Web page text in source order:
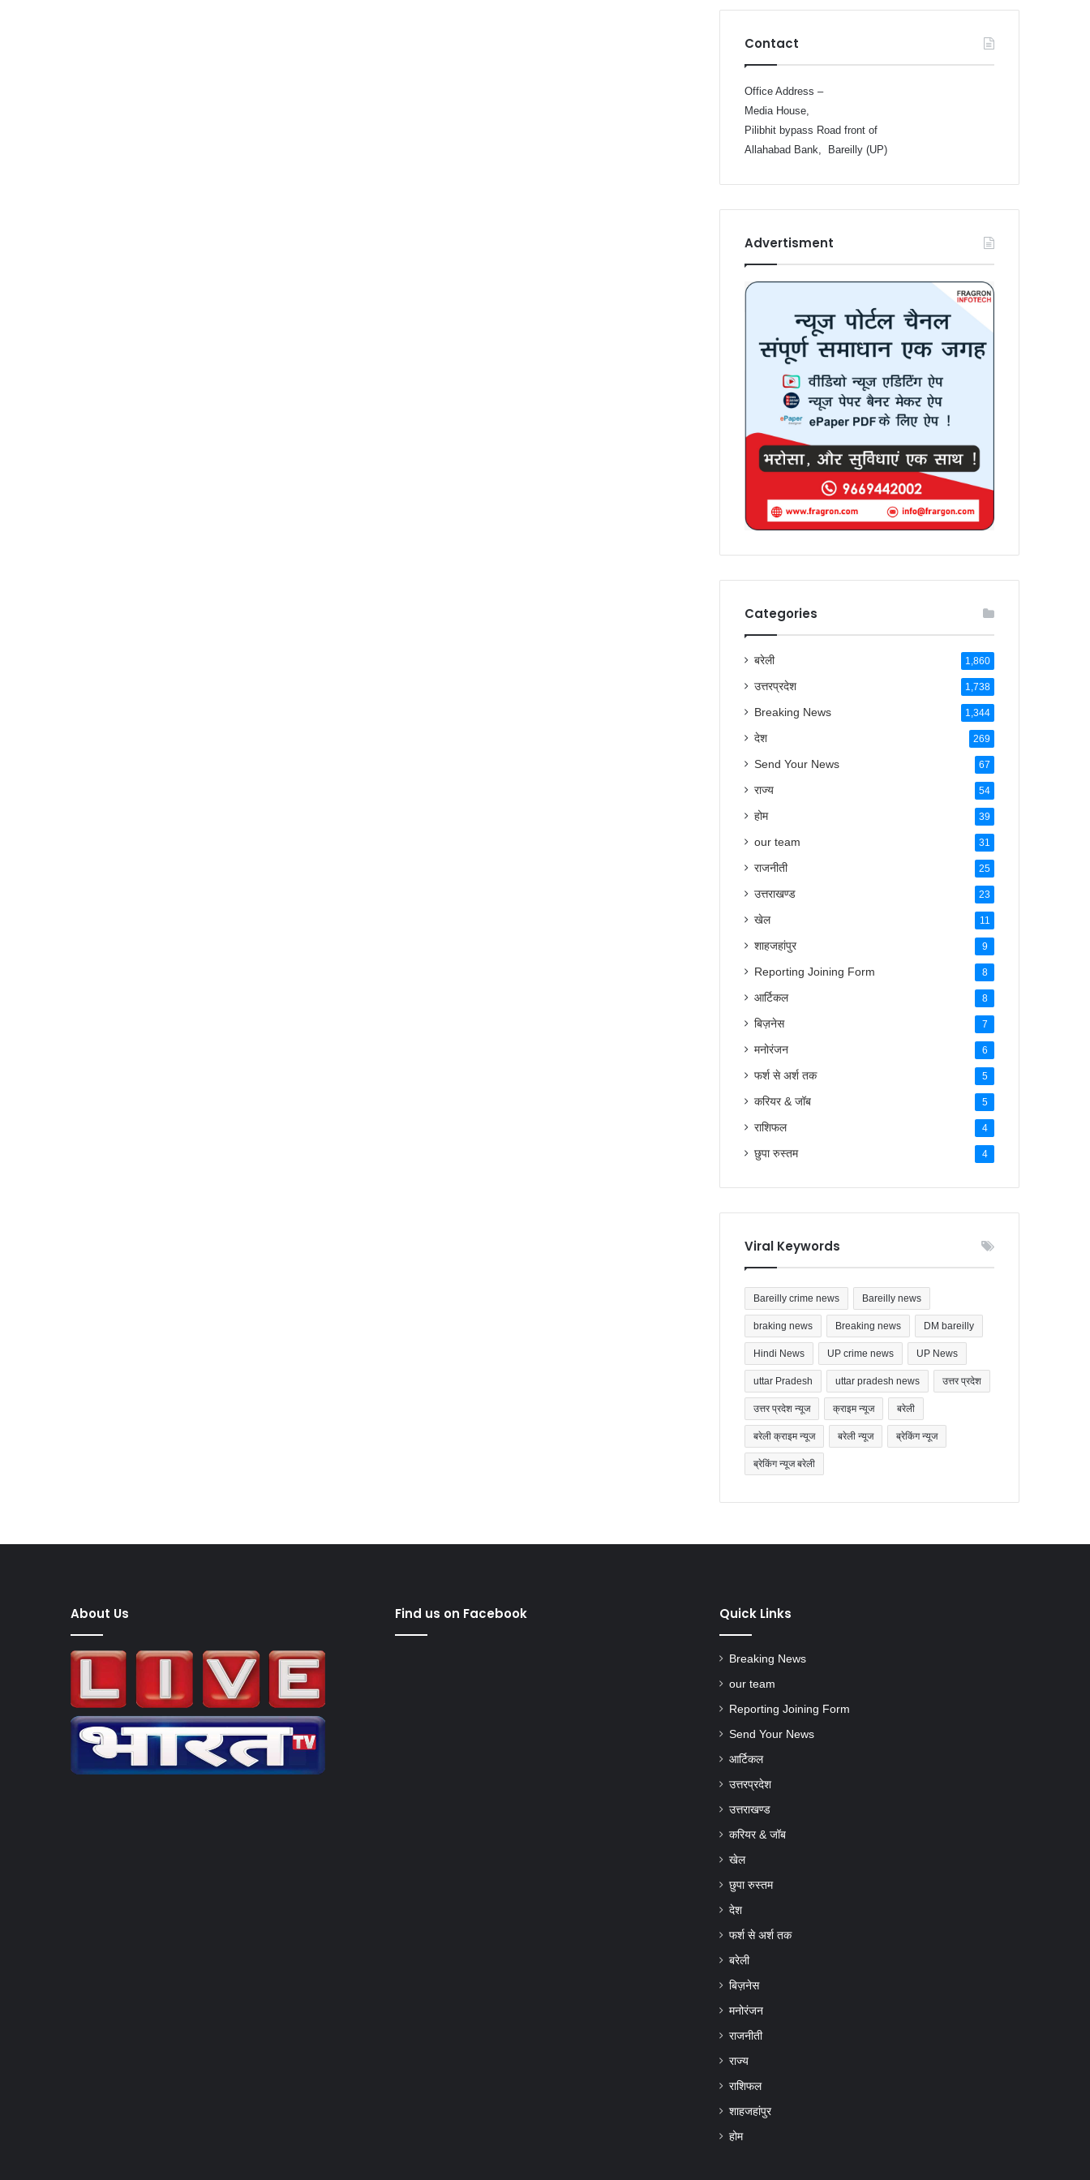
Office Address –
Media House,
Pilibhit bypass Road front of
Allahabad Bank, Bareilly (UP)
बरेली 1,860
उत्तरप्रदेश 1,738
Breaking News 1,344
देश 269
Send Your News 67
राज्य 54
होम 39
our team 31
राजनीती 25
उत्तराखण्ड 23
खेल 11
शाहजहांपुर 9
Reporting Joining Form 8
आर्टिकल 8
बिज़नेस 7
मनोरंजन 6
फर्श से अर्श तक 5
करियर & जॉब 5
राशिफल 4
छुपा रुस्तम 4
braking news Breaking news
Hindi News UP crime news UP News
uttar Pradesh uttar pradesh news उत्तर प्रदेश
उत्तर प्रदेश न्यूज क्राइम न्यूज बरेली
बरेली क्राइम न्यूज बरेली न्यूज ब्रेकिंग न्यूज
ब्रेकिंग न्यूज बरेली
Breaking News
our team
Reporting Joining Form
Send Your News
आर्टिकल
उत्तरप्रदेश
उत्तराखण्ड
करियर & जॉब
खेल
छुपा रुस्तम
देश
फर्श से अर्श तक
बरेली
बिज़नेस
मनोरंजन
राजनीती
राज्य
राशिफल
शाहजहांपुर
होम